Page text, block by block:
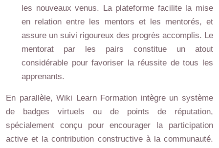
les nouveaux venus. La plateforme facilite la mise
en relation entre les mentors et les mentorés, et
assure un suivi rigoureux des progrès accomplis. Le
mentorat par les pairs constitue un atout
considérable pour favoriser la réussite de tous les
apprenants.
En parallèle, Wiki Learn Formation intègre un système
de badges virtuels ou de points de réputation,
spécialement conçu pour encourager la participation
active et la contribution constructive à la communauté.